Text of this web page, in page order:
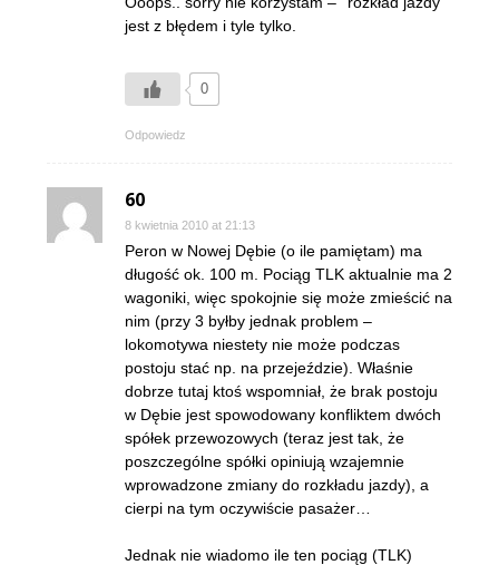
jest z błędem i tyle tylko.
0
Odpowiedz
60
8 kwietnia 2010 at 21:13
Peron w Nowej Dębie (o ile pamiętam) ma
długość ok. 100 m. Pociąg TLK aktualnie ma 2
wagoniki, więc spokojnie się może zmieścić na
nim (przy 3 byłby jednak problem –
lokomotywa niestety nie może podczas
postoju stać np. na przejeździe). Właśnie
dobrze tutaj ktoś wspomniał, że brak postoju
w Dębie jest spowodowany konfliktem dwóch
spółek przewozowych (teraz jest tak, że
poszczególne spółki opiniują wzajemnie
wprowadzone zmiany do rozkładu jazdy), a
cierpi na tym oczywiście pasażer…
Jednak nie wiadomo ile ten pociąg (TLK)